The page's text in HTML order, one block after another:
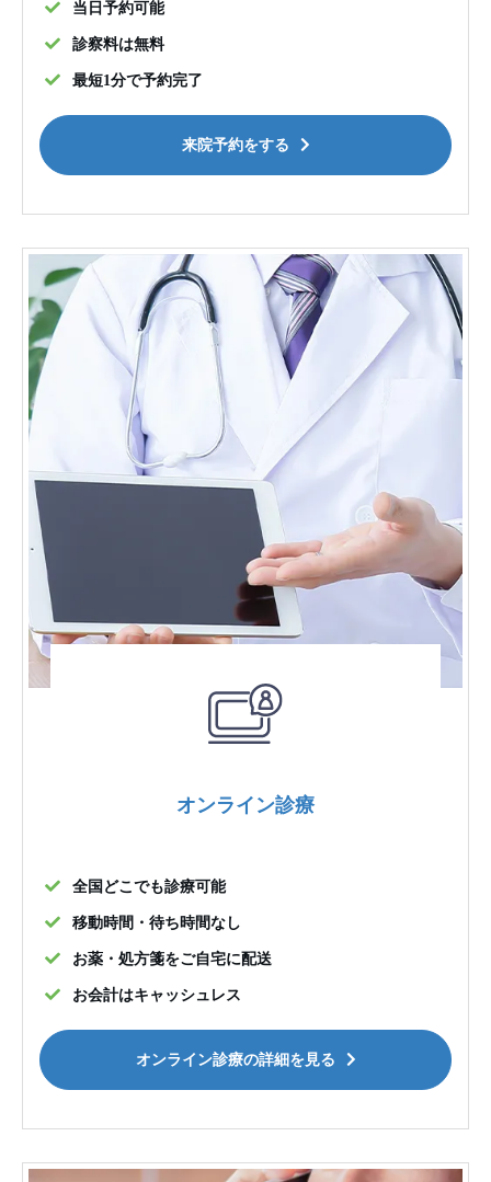
当日予約可能
診察料は無料
最短1分で予約完了
来院予約をする
オンライン診療
全国どこでも診療可能
移動時間・待ち時間なし
お薬・処方箋をご自宅に配送
お会計はキャッシュレス
オンライン診療の詳細を見る